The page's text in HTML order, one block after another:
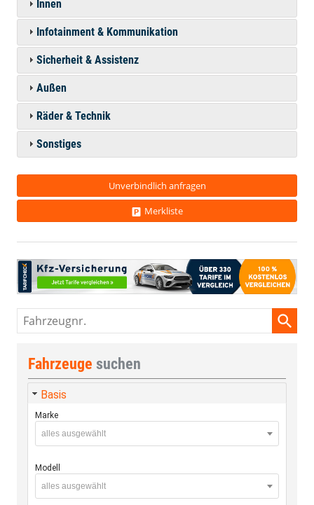
Innen
Infotainment & Kommunikation
Sicherheit & Assistenz
Außen
Räder & Technik
Sonstiges
Unverbindlich anfragen
Merkliste
Fahrzeugnr.
Fahrzeuge suchen
Basis
Marke
alles ausgewählt
Modell
alles ausgewählt